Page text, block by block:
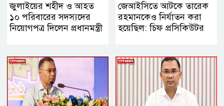
জুলাইয়ের শহীদ ও আহত
১০ পরিবারের সদস্যদের
নিয়োগপত্র দিলেন প্রধানমন্ত্রী
জেআইসিতে আটকে তারেক
রহমানকেও নির্যাতন করা
হয়েছিল: চিফ প্রসিকিউটর